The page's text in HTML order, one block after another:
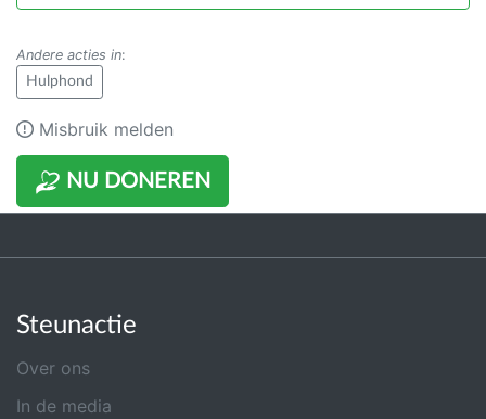
NU DONEREN
Andere acties in:
Hulphond
Misbruik melden
Steunactie
Over ons
In de media